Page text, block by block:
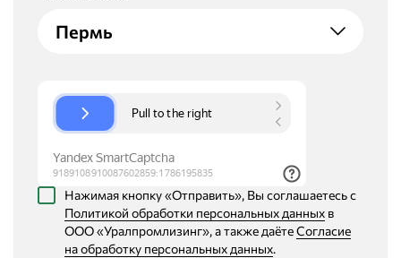
Пермь
Нажимая кнопку «Отправить», Вы соглашаетесь с
Политикой обработки персональных данных
ООО «Уралпромлизинг», а также даётеСогласие
на обработку персональных данных.